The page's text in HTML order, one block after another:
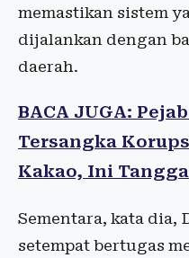
memastikan sistem
dijalankan dengan
daerah.
BACA JUGA:
Tersangka
Kakao, Ini
Sementara, kata dia,
setempat bertugas